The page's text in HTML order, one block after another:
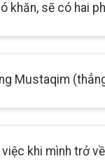
khăn, sẽ có hai
Mustaqim
khi mình trở